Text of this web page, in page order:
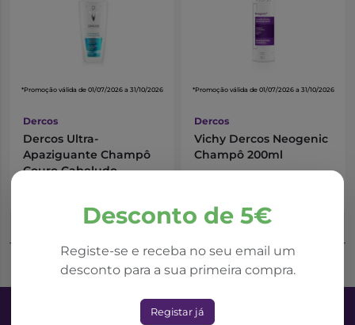
Desconto de 5€
Registe-se e receba no seu email um
desconto para a sua primeira compra.
Registar já
*Promoção válida de 01/07/2026 a 31/10/2026
Dercos
Dercos Ultra-
Apaziguante Champô
Couro Cabeludo
Adicionar ao Carrinho
*Promoção válida de 01/07/2026 a 31/10/2026
Dercos
Vichy Dercos Neogenic
Champô 200ml
Adicionar ao Carrinho